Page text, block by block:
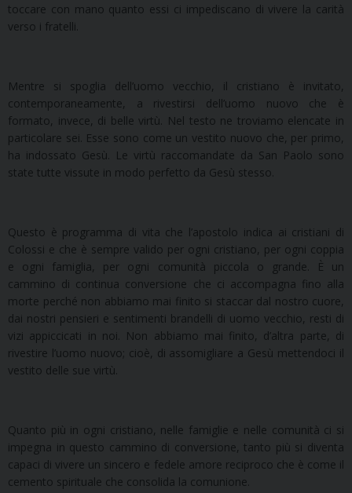
toccare con mano quanto essi ci impediscano di vivere la carità
verso i fratelli.
Mentre si spoglia dell’uomo vecchio, il cristiano è invitato,
contemporaneamente, a rivestirsi dell’uomo nuovo che è
formato, invece, di belle virtù. Nel testo ne troviamo elencate in
particolare sei. Esse sono come un vestito nuovo che, per primo,
ha indossato Gesù. Le virtù raccomandate da San Paolo sono
state tutte vissute in modo perfetto da Gesù stesso.
Questo è programma di vita che l’apostolo indica ai cristiani di
Colossi e che è sempre valido per ogni cristiano, per ogni coppia
e ogni famiglia, per ogni comunità piccola o grande. È un
cammino di continua conversione che ci accompagna fino alla
morte perché non abbiamo mai finito si staccar dal nostro cuore,
dai nostri pensieri e sentimenti brandelli di uomo vecchio, resti di
vizi appiccicati in noi. Non abbiamo mai finito, d’altra parte, di
rivestire l’uomo nuovo; cioè, di assomigliare a Gesù mettendoci il
vestito delle sue virtù.
Quanto più in ogni cristiano, nelle famiglie e nelle comunità ci si
impegna in questo cammino di conversione, tanto più si diventa
capaci di vivere un sincero e fedele amore reciproco che è come il
cemento spirituale che consolida la comunione.